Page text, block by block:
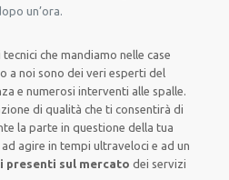
un’ora.
che mandiamo nelle case
a noi sono dei veri esperti del
e numerosi interventi alle spalle.
di qualità che ti consentirà di
la parte in questione della tua
agire in tempi ultraveloci e ad un
presenti sul mercato dei servizi